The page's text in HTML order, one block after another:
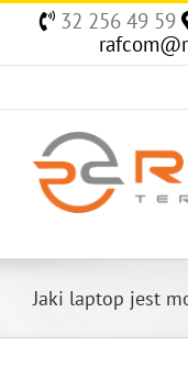
Skip
32 256 49 59
Jaki laptop jest